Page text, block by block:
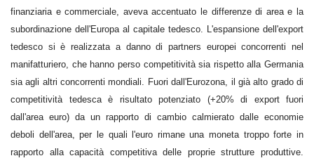
finanziaria e commerciale, aveva accentuato le differenze di area e la
subordinazione dell'Europa al capitale tedesco. L'espansione dell'export
tedesco si è realizzata a danno di partners europei concorrenti nel
manifatturiero, che hanno perso competitività sia rispetto alla Germania
sia agli altri concorrenti mondiali. Fuori dall'Eurozona, il già alto grado di
competitività tedesca è risultato potenziato (+20% di export fuori
dall'area euro) da un rapporto di cambio calmierato dalle economie
deboli dell'area, per le quali l'euro rimane una moneta troppo forte in
rapporto alla capacità competitiva delle proprie strutture produttive.